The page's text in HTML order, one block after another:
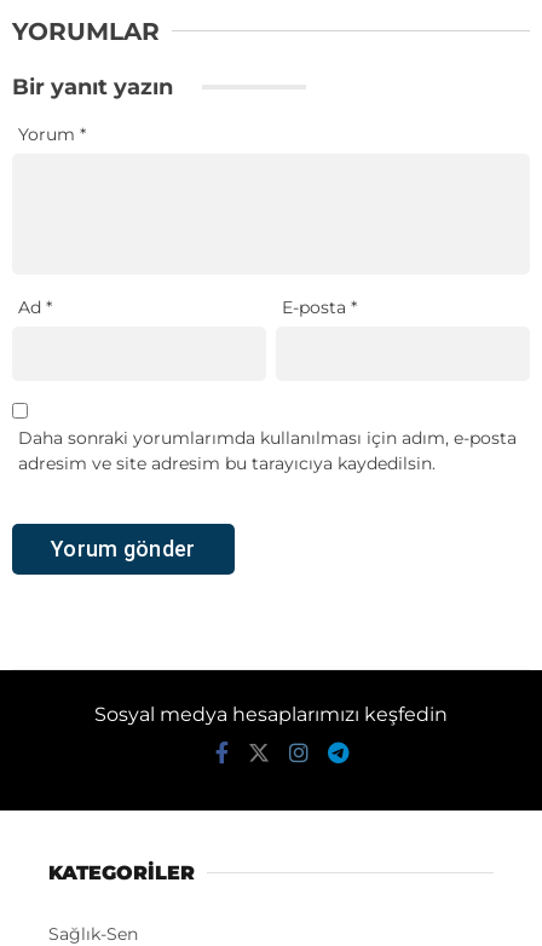
YORUMLAR
Bir yanıt yazın
Yorum *
Ad * E-posta*
Daha sonraki yorumlarımda kullanılması için adım, e-posta
adresim ve site adresim bu tarayıcıya kaydedilsin.
Sosyal medya hesaplarımızı keşfedin
KATEGORİLER
Sağlık-Sen